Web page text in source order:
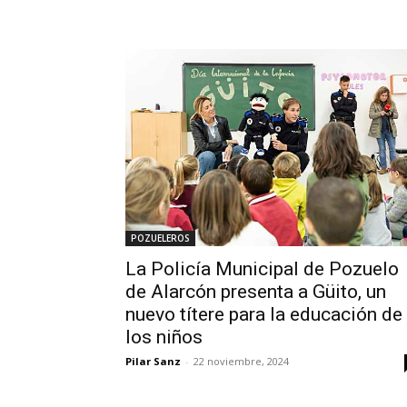
POZUELEROS
La Policía Municipal de Pozuelo
de Alarcón presenta a Güito, un
nuevo títere para la educación de
los niños
Pilar Sanz - 22 noviembre, 2024